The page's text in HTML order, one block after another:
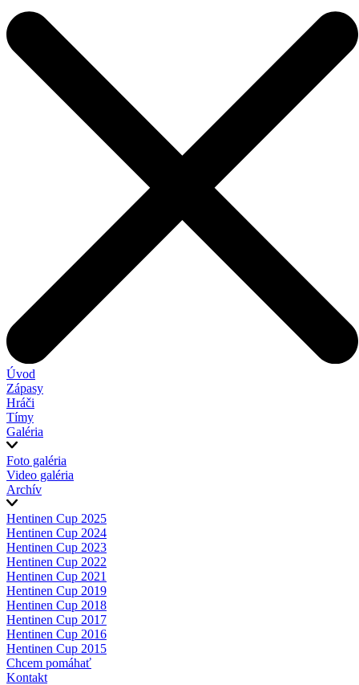
Úvod
Zápasy
Hráči
Tímy
Galéria
Foto galéria
Video galéria
Archív
Hentinen Cup 2025
Hentinen Cup 2024
Hentinen Cup 2023
Hentinen Cup 2022
Hentinen Cup 2021
Hentinen Cup 2019
Hentinen Cup 2018
Hentinen Cup 2017
Hentinen Cup 2016
Hentinen Cup 2015
Chcem pomáhať
Kontakt